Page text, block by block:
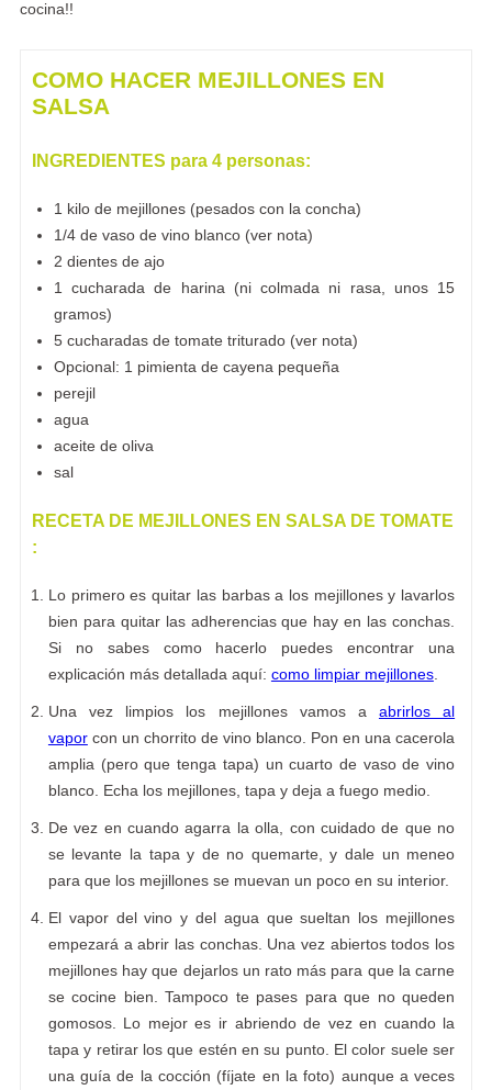
cocina!!
COMO HACER MEJILLONES EN
SALSA
INGREDIENTES para 4 personas:
1 kilo de mejillones (pesados con la concha)
1/4 de vaso de vino blanco (ver nota)
2 dientes de ajo
1 cucharada de harina (ni colmada ni rasa, unos 15
gramos)
5 cucharadas de tomate triturado (ver nota)
Opcional: 1 pimienta de cayena pequeña
perejil
agua
aceite de oliva
sal
RECETA DE MEJILLONES EN SALSA DE TOMATE
:
Lo primero es quitar las barbas a los mejillones y lavarlos
bien para quitar las adherencias que hay en las conchas.
Si no sabes como hacerlo puedes encontrar una
explicación más detallada aquí: como limpiar mejillones.
Una vez limpios los mejillones vamos a abrirlos al
vaporcon un chorrito de vino blanco. Pon en una cacerola
amplia (pero que tenga tapa) un cuarto de vaso de vino
blanco. Echa los mejillones, tapa y deja a fuego medio.
De vez en cuando agarra la olla, con cuidado de que no
se levante la tapa y de no quemarte, y dale un meneo
para que los mejillones se muevan un poco en su interior.
El vapor del vino y del agua que sueltan los mejillones
empezará a abrir las conchas. Una vez abiertos todos los
mejillones hay que dejarlos un rato más para que la carne
se cocine bien. Tampoco te pases para que no queden
gomosos. Lo mejor es ir abriendo de vez en cuando la
tapa y retirar los que estén en su punto. El color suele ser
una guía de la cocción (fíjate en la foto) aunque a veces